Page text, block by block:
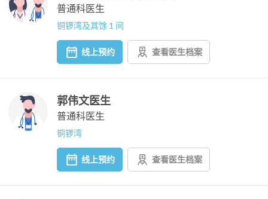
普通科医生
铜锣湾及其馀 1 间
线上预约 查看医生档案
郭伟文医生
普通科医生
铜锣湾
线上预约 查看医生档案